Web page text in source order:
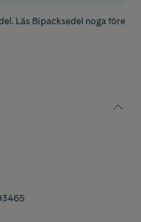
Läs Bipacksedel noga före